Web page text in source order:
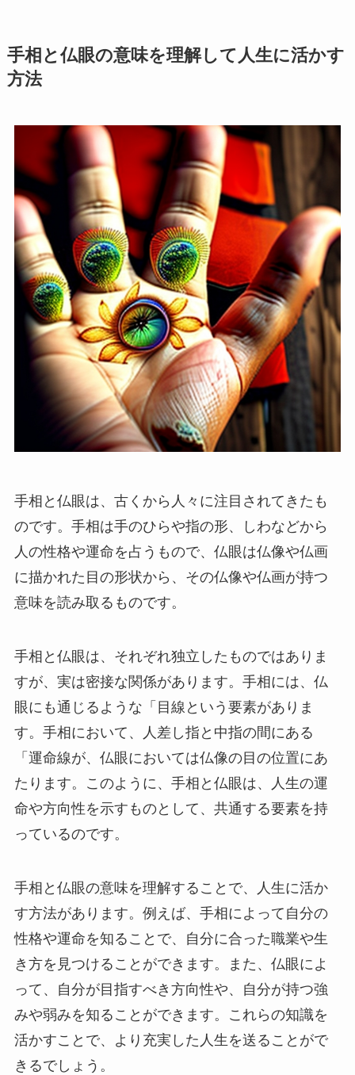
手相と仏眼の意味を理解して人生に活かす
方法
手相と仏眼は、古くから人々に注目されてきたも
のです。手相は手のひらや指の形、しわなどから
人の性格や運命を占うもので、仏眼は仏像や仏画
に描かれた目の形状から、その仏像や仏画が持つ
意味を読み取るものです。
手相と仏眼は、それぞれ独立したものではありま
すが、実は密接な関係があります。手相には、仏
眼にも通じるような「目線という要素がありま
す。手相において、人差し指と中指の間にある
「運命線が、仏眼においては仏像の目の位置にあ
たります。このように、手相と仏眼は、人生の運
命や方向性を示すものとして、共通する要素を持
っているのです。
手相と仏眼の意味を理解することで、人生に活か
す方法があります。例えば、手相によって自分の
性格や運命を知ることで、自分に合った職業や生
き方を見つけることができます。また、仏眼によ
って、自分が目指すべき方向性や、自分が持つ強
みや弱みを知ることができます。これらの知識を
活かすことで、より充実した人生を送ることがで
きるでしょう。